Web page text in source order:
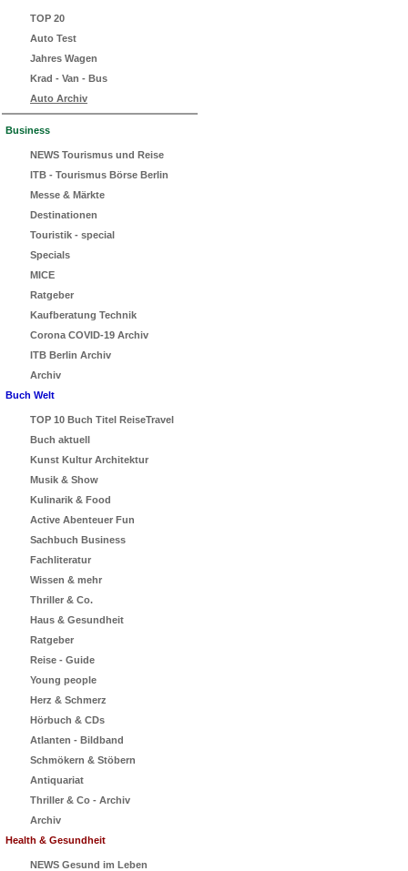
TOP 20
Auto Test
Jahres Wagen
Krad - Van - Bus
Auto Archiv
Business
NEWS Tourismus und Reise
ITB - Tourismus Börse Berlin
Messe & Märkte
Destinationen
Touristik - special
Specials
MICE
Ratgeber
Kaufberatung Technik
Corona COVID-19 Archiv
ITB Berlin Archiv
Archiv
Buch Welt
TOP 10 Buch Titel ReiseTravel
Buch aktuell
Kunst Kultur Architektur
Musik & Show
Kulinarik & Food
Active Abenteuer Fun
Sachbuch Business
Fachliteratur
Wissen & mehr
Thriller & Co.
Haus & Gesundheit
Ratgeber
Reise - Guide
Young people
Herz & Schmerz
Hörbuch & CDs
Atlanten - Bildband
Schmökern & Stöbern
Antiquariat
Thriller & Co - Archiv
Archiv
Health & Gesundheit
NEWS Gesund im Leben